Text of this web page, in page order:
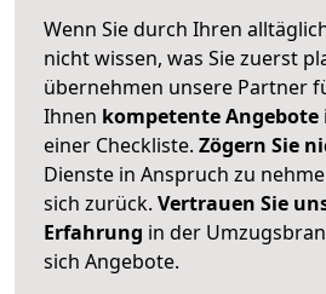
Wenn Sie durch Ihren
nicht wissen, was Sie zuerst
übernehmen unsere Partner
Ihnen kompetente Angebote
einer Checkliste. Zögern Sie
Dienste in Anspruch zu
sich zurück. Vertrauen Sie
Erfahrung in der
sich Angebote.